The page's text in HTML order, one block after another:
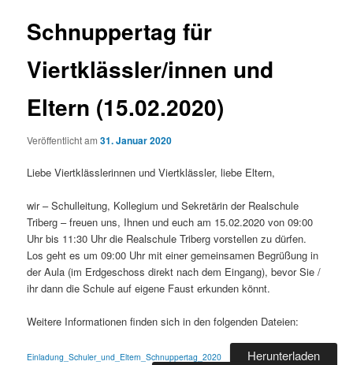
Schnuppertag für
Viertklässler/innen und
Eltern (15.02.2020)
Veröffentlicht am31. Januar 2020
Liebe Viertklässlerinnen und Viertklässler, liebe Eltern,
wir – Schulleitung, Kollegium und Sekretärin der Realschule
Triberg – freuen uns, Ihnen und euch am 15.02.2020 von 09:00
Uhr bis 11:30 Uhr die Realschule Triberg vorstellen zu dürfen.
Los geht es um 09:00 Uhr mit einer gemeinsamen Begrüßung in
der Aula (im Erdgeschoss direkt nach dem Eingang), bevor Sie /
ihr dann die Schule auf eigene Faust erkunden könnt.
Weitere Informationen finden sich in den folgenden Dateien:
Einladung_Schuler_und_Eltern_Schnuppertag_2020 Herunterladen